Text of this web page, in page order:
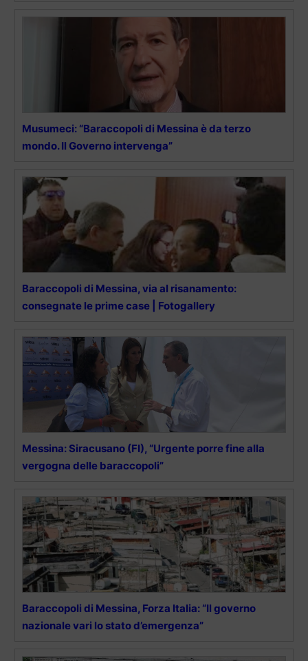
Musumeci: “Baraccopoli di Messina è da terzo
mondo. Il Governo intervenga”
Baraccopoli di Messina, via al risanamento:
consegnate le prime case | Fotogallery
Messina: Siracusano (FI), “Urgente porre fine alla
vergogna delle baraccopoli”
Baraccopoli di Messina, Forza Italia: “Il governo
nazionale vari lo stato d’emergenza”